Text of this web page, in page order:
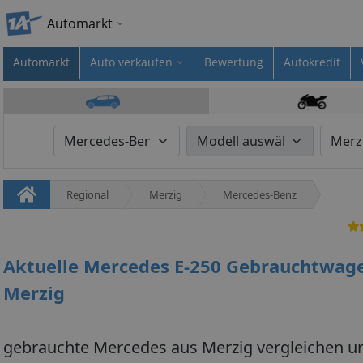
Automarkt
Automarkt Auto verkaufen Bewertung Autokredit
Regional Merzig Mercedes-Benz
Aktuelle Mercedes E-250
Merzig
gebrauchte Mercedes aus Merzig vergleichen